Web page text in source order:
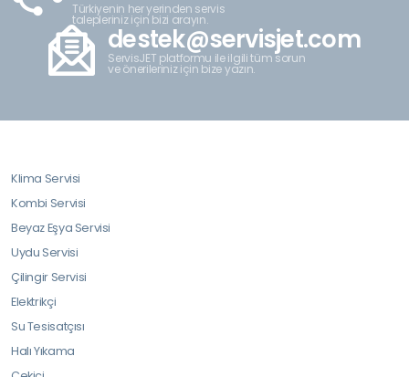
Türkiyenin her yerinden servis
talepleriniz için bizi arayın.
destek@servisjet.com
ServisJET platformu ile ilgili tüm sorun
ve önerileriniz için bize yazın.
Klima Servisi
Kombi Servisi
Beyaz Eşya Servisi
Uydu Servisi
Çilingir Servisi
Elektrikçi
Su Tesisatçısı
Halı Yıkama